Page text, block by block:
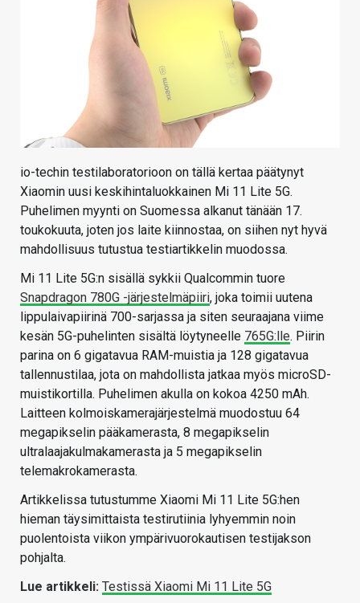
io-techin testilaboratorioon on tällä kertaa päätynyt
Xiaomin uusi keskihintaluokkainen Mi 11 Lite 5G.
Puhelimen myynti on Suomessa alkanut tänään 17.
toukokuuta, joten jos laite kiinnostaa, on siihen nyt hyvä
mahdollisuus tutustua testiartikkelin muodossa.
Mi 11 Lite 5G:n sisällä sykkii Qualcommin tuore
Snapdragon 780G -järjestelmäpiiri, joka toimii uutena
lippulaivapiirinä 700-sarjassa ja siten seuraajana viime
kesän 5G-puhelinten sisältä löytyneelle 765G:lle. Piirin
parina on 6 gigatavua RAM-muistia ja 128 gigatavua
tallennustilaa, jota on mahdollista jatkaa myös microSD-
muistikortilla. Puhelimen akulla on kokoa 4250 mAh.
Laitteen kolmoiskamerajärjestelmä muodostuu 64
megapikselin pääkamerasta, 8 megapikselin
ultralaajakulmakamerasta ja 5 megapikselin
telemakrokamerasta.
Artikkelissa tutustumme Xiaomi Mi 11 Lite 5G:hen
hieman täysimittaista testirutiinia lyhyemmin noin
puolentoista viikon ympärivuorokautisen testijakson
pohjalta.
Lue artikkeli: Testissä Xiaomi Mi 11 Lite 5G